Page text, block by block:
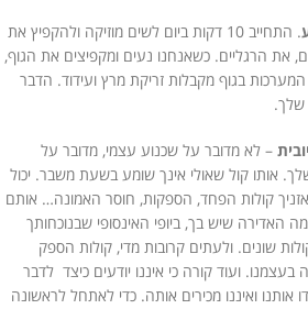
. התחייב 10 דקות ביום לשים מוזיקה ולהקפיץ את
את הרגליים. כשאנחנו נעים ומקפיצים את הגוף,
בגוף מקבלות זריקת מרץ ועידוד. הדבר
שלך.
– לא מדובר על שכנוע עצמי, מדובר על
אותו קול שאולי אינך שומע בשעת משבר. יכול
קולות הפחד, הספקות, חוסר האמונה… אותם
האדירה שיש בך, ביופי האינסופי שבנוכחותך
שונים. ולעתים קרובות מדי, קולות הספק
ועוד קורה כי איננו יודעים כיצד לדבר
ואיננו מכירים אותה. כדי לאתחל לראשונה